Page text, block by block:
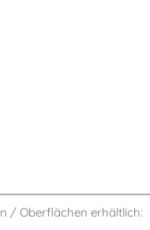
/ Oberflächen erhältlich: